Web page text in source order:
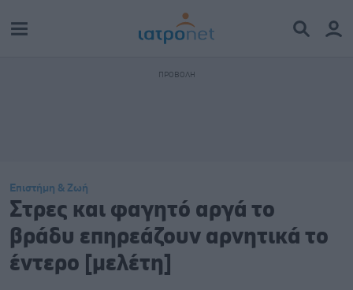
Επιστήμη & Ζωή
Στρες και φαγητό αργά το
βράδυ επηρεάζουν αρνητικά το
έντερο [μελέτη]